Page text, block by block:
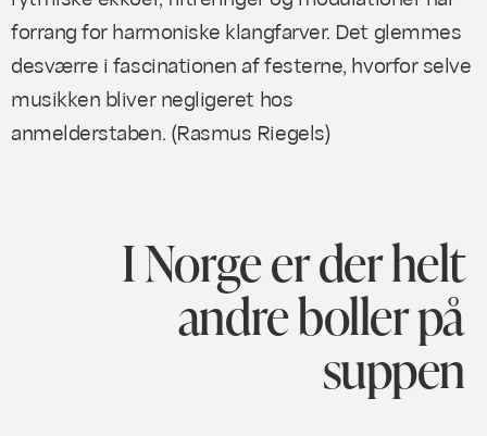
forrang for harmoniske klangfarver. Det glemmes
desværre i fascinationen af festerne, hvorfor selve
musikken bliver negligeret hos
anmelderstaben. (Rasmus Riegels)
I Norge er der helt
andre boller på
suppen